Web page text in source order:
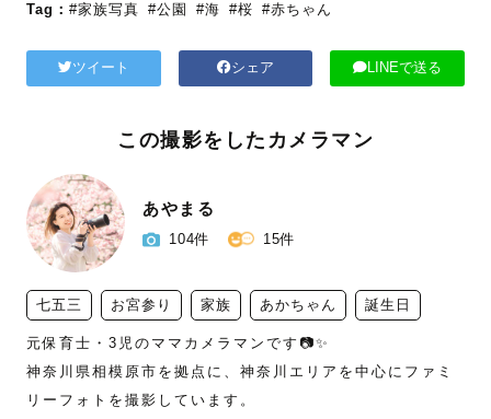
Tag： #家族写真 #公園 #海 #桜 #赤ちゃん
ツイート シェア LINEで送る
この撮影をしたカメラマン
あやまる
104件 15件
七五三 お宮参り 家族 あかちゃん 誕生日
元保育士・3児のママカメラマンです📷✨
神奈川県相模原市を拠点に、神奈川エリアを中心にファミ
リーフォトを撮影しています。